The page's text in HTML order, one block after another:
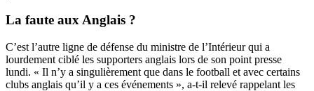
La faute aux Anglais ?
C’est l’autre ligne de défense du ministre de l’Intérieur qui a
lourdement ciblé les supporters anglais lors de son point presse
lundi. « Il n’y a singulièrement que dans le football et avec certains
clubs anglais qu’il y a ces événements », a-t-il relevé rappelant les